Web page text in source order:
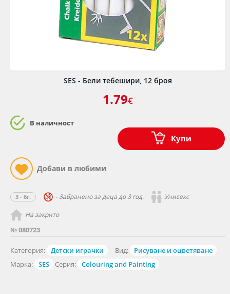
SES - Бели тебешири, 12 броя
№ 080723
Категория: Детски играчки Вид:
Рисуване и оцветяване
Марка:
SES Серия: Colouring and Painting
3 - 6г. - Забранено за деца до 3 год. Унисекс
На закрито
1.79€
В наличност
Купи